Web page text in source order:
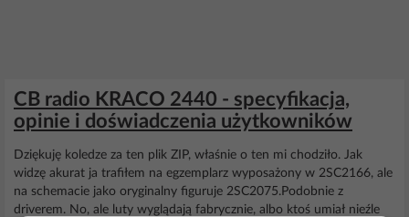
CB radio KRACO 2440 - specyfikacja,
opinie i doświadczenia użytkowników
Dziękuję koledze za ten plik ZIP, właśnie o ten mi chodziło. Jak
widzę akurat ja trafiłem na egzemplarz wyposażony w 2SC2166, ale
na schemacie jako oryginalny figuruje 2SC2075.Podobnie z
driverem. No, ale luty wyglądają fabrycznie, albo ktoś umiał nieźle